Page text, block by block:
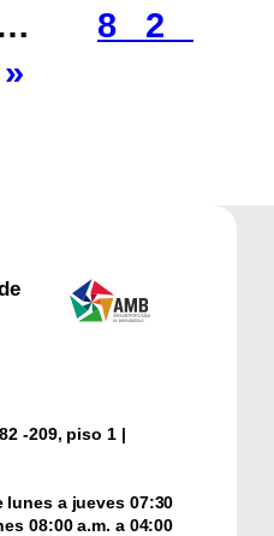
…
82
»
-209, piso 1 |
lunes a jueves 07:30
08:00 a.m. a 04:00